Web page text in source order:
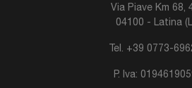
Via Piave Km 68,
04100 - Latina
Tel. +39 0773-
P. Iva: